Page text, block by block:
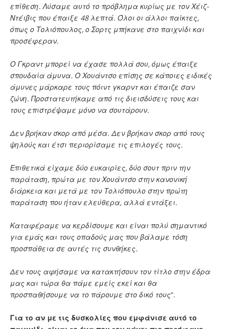
επίθεση. Λύσαμε αυτό το πρόβλημα κυρίως με τον Χέιζ-
Ντέιβις που έπαιξε 48 λεπτά. Όλοι οι άλλοι παίκτες,
όπως ο Τολιόπουλος, ο Σορτς μπήκανε στο παιχνίδι και
προσέφεραν.
Ο Γκραντ μπορεί να έχασε πολλά σου, όμως έπαιξε
σπουδαία άμυνα. Ο Χουάντσο επίσης σε κάποιες ειδικές
άμυνες μάρκαρε τους πόιντ γκαρντ και έπαιζε σαν
ζώνη. Προστατευτήκαμε από τις διεισδύσεις τους και
τους επιστρέψαμε μόνο να σουτάρουν.
Δεν βρήκαν σκορ από μέσα. Δεν βρήκαν σκορ από τους
ψηλούς και έτσι περιορίσαμε τις επιλογές τους.
Επιθετικά είχαμε δύο ευκαιρίες, δύο σουτ πριν την
παράταση, πρώτα με τον Χουάντσο στην κανονική
διάρκεια και μετά με τον Τολιόπουλο στην πρώτη
παράταση που ήταν ελεύθερα, αλλά εντάξει.
Καταφέραμε να κερδίσουμε και είναι πολύ σημαντικό
για εμάς και τους οπαδούς μας που βάλαμε τόση
προσπάθεια σε αυτές τις συνθήκες.
Δεν τους αφήσαμε να κατακτήσουν τον τίτλο στην έδρα
μας και τώρα θα πάμε εμείς εκεί και θα
προσπαθήσουμε να το πάρουμε στο δικό τους“.
Για το αν με τις δυσκολίες που εμφάνισε αυτό το